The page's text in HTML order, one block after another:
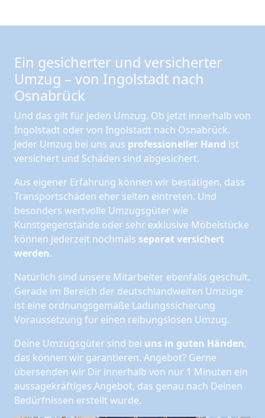
Ein gesicherter und versicherter
Umzug – von Ingolstadt nach
Osnabrück
Und das gilt für jeden Umzug. Ob jetzt innerhalb von
Ingolstadt oder von Ingolstadt nach Osnabrück.
Jeder Umzug bei uns aus professioneller Hand ist
versichert und Schäden sind abgesichert.
Aus eigener Erfahrung können wir bestätigen, dass
Transportschäden eher selten eintreten. Und
besonders wertvolle Umzugsgüter wie
Kunstgegenstände oder sehr exklusive Möbelstücke
können jederzeit nochmals separat versichert
werden.
Natürlich sind unsere Mitarbeiter ebenfalls geschult.
Gerade im Bereich der deutschlandweiten Umzüge
ist eine ordnungsgemäße Ladungssicherung
Voraussetzung für einen reibungslosen Umzug.
Deine Umzugsgüter sind bei uns in guten Händen,
das können wir garantieren. Angebot? Gerne
übersenden wir Dir innerhalb von nur 1 Minuten ein
aussagekräftiges Angebot, das genau nach Deinen
Bedürfnissen erstellt wurde.